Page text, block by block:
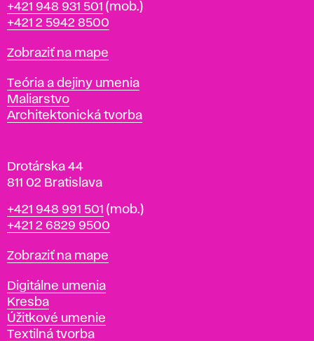
r
a
i
l
a
v
Telefón
+421 948 931 501 (mob.)
+421 2 5942 8500
Mapa
Zobraziť na mape
Katedry
Teória a dejiny umenia
Maliarstvo
Architektonická tvorba
Drotárska 44
811 02 Bratislava
Telefón
+421 948 991 501 (mob.)
+421 2 6829 9500
Mapa
Zobraziť na mape
Katedry
Digitálne umenia
Kresba
Úžitkové umenie
Textilná tvorba